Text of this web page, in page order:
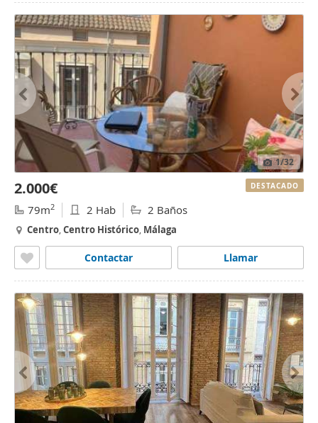
1/32
2.000€
79m2 2 Hab 2 Baños
Centro,Centro Histórico, Málaga
Llamar
Contactar
DESTACADO